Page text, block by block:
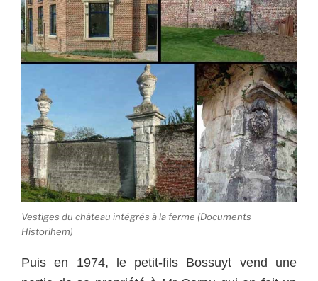
Vestiges du château intégrés à la ferme (Documents
Historihem)
Puis en 1974, le petit-fils Bossuyt vend une